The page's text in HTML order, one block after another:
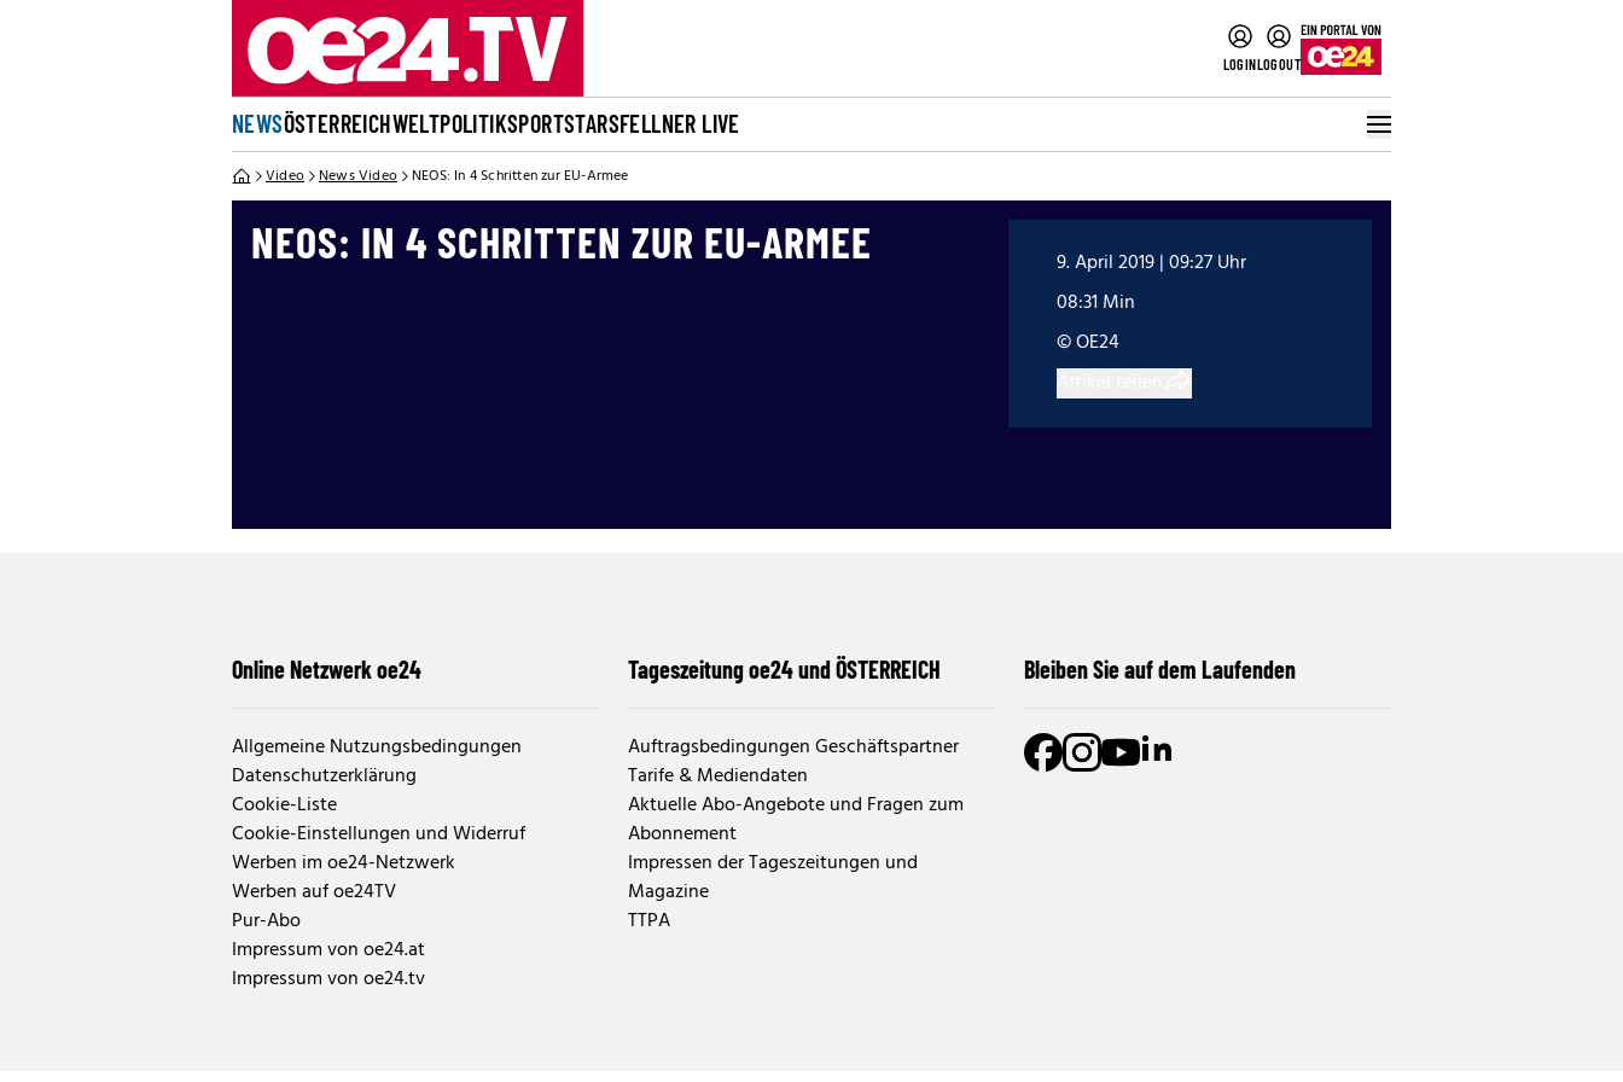
LOGINLOGOUT
NEWSÖSTERREICHWELTPOLITIKSPORTSTARSFELLNER LIVE
Video News Video NEOS: In 4 Schritten zur EU-Armee
NEOS: IN 4 SCHRITTEN ZUR EU-ARMEE
9. April 2019 | 09:27 Uhr
08:31 Min
© OE24
Online Netzwerk oe24
Allgemeine Nutzungsbedingungen
Datenschutzerklärung
Cookie-Liste
Cookie-Einstellungen und Widerruf
Werben im oe24-Netzwerk
Werben auf oe24TV
Pur-Abo
Impressum von oe24.at
Impressum von oe24.tv
Tageszeitung oe24 und ÖSTERREICH
Auftragsbedingungen Geschäftspartner
Tarife & Mediendaten
Aktuelle Abo-Angebote und Fragen zum
Abonnement
Impressen der Tageszeitungen und
Magazine
TTPA
Bleiben Sie auf dem Laufenden